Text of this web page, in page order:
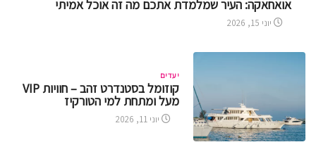
אואחאקה: העיר שמלמדת אתכם מה זה אוכל אמיתי
יוני 15, 2026
יעדים
קוזומל בסטנדרט זהב – חוויות VIP
מעל ומתחת למי הטורקיז
יוני 11, 2026